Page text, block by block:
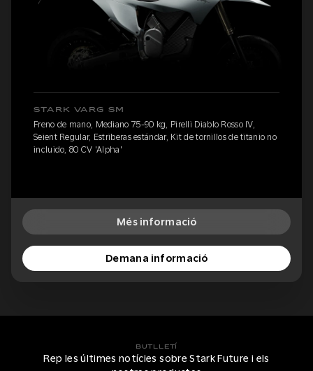
STARK VARG SM
Freno de mano, Mediano 75-90 kg, Pirelli Diablo Rosso IV,
Seient Regular, Estriberas estándar, Kit de tornillos de titanio no
incluido, 80 CV 'Alpha'
Més informació
Demana informació
BUTLLETÍ
Rep les últimes notícies sobre Stark Future i els